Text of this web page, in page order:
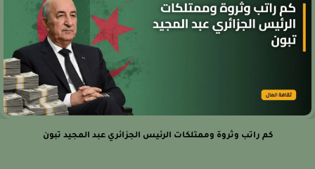
كم راتب وثروة وممتلكات الرئيس الجزائري عبد المجيد تبون